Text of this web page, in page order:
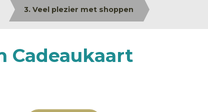
3. Veel plezier met shoppen
Cadeaukaart